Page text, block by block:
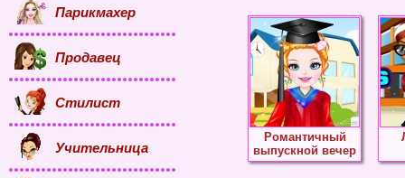
Романтичный
выпускной вечер
Парикмахер
Продавец
Стилист
Учительница